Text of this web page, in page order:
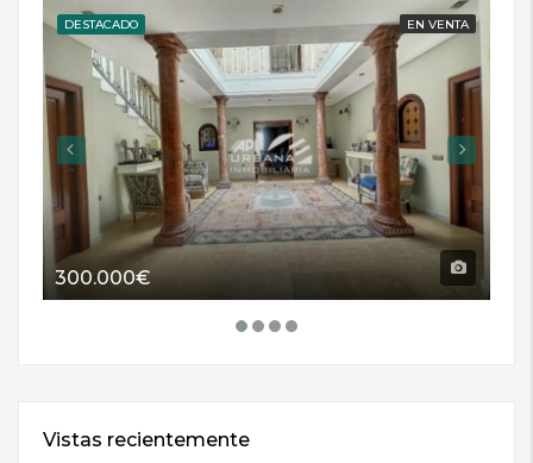
DESTACADO EN VENTA
300.000€
Vistas recientemente